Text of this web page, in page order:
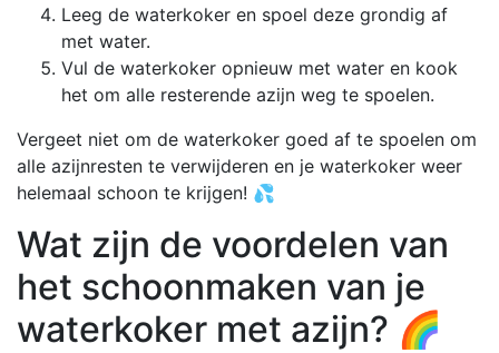
Leeg de waterkoker en spoel deze grondig af
met water.
Vul de waterkoker opnieuw met water en kook
het om alle resterende azijn weg te spoelen.
Vergeet niet om de waterkoker goed af te spoelen om
alle azijnresten te verwijderen en je waterkoker weer
helemaal schoon te krijgen! 💦
Wat zijn de voordelen van
het schoonmaken van je
waterkoker met azijn? 🌈